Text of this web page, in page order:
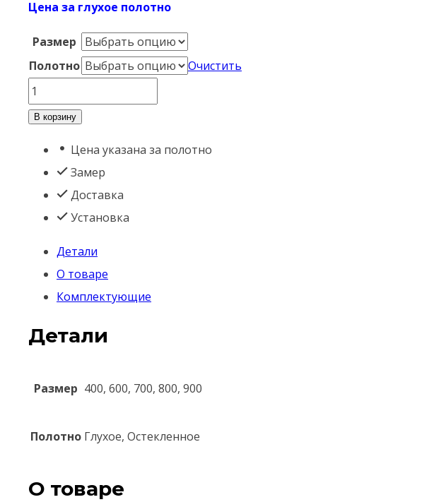
Цена за глухое полотно
Размер
Полотно
Очистить
Количество
товара
Эмаль
Белая
В корзину
Цена указана за полотно
Замер
Доставка
Установка
Детали
О товаре
Комплектующие
Детали
Размер 400, 600, 700, 800, 900
Полотно Глухое, Остекленное
О товаре